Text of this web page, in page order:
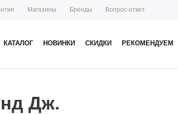
Магазины Бренды Вопрос-ответ
КАТАЛОГ НОВИНКИ СКИДКИ РЕКОМЕНДУЕМ
Дж.